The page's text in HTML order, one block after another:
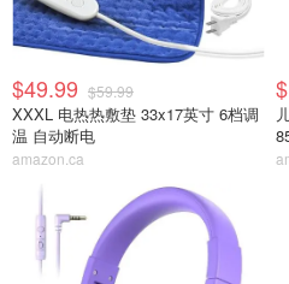
$49.99 $59.99
XXXL 电热热敷垫 33x17英寸 6档调
温 自动断电
amazon.ca